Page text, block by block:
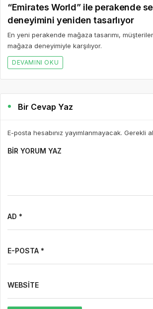
“Emirates World” ile perakende
deneyimini yeniden tasarlıyor
En yeni perakende mağaza tasarımı,
mağaza deneyimiyle karşılıyor.
DEVAMINI OKU
Bir Cevap Yaz
E-posta hesabınız yayımlanmayacak. Gerekli
BIR YORUM YAZ
AD *
E-POSTA *
WEBSITE